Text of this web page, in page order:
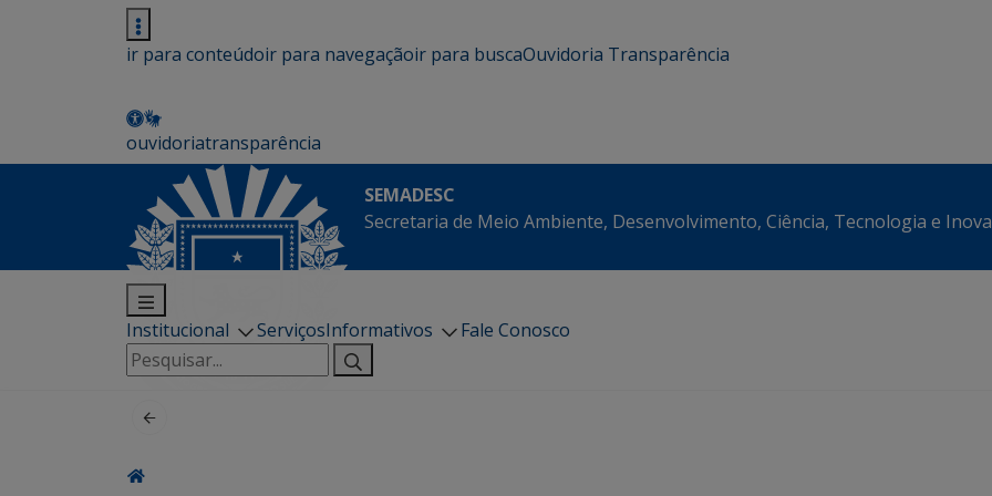
ir para conteúdoir para navegaçãoir para buscaOuvidoria Transparência
ouvidoriatransparência
SEMADESC
Secretaria de Meio Ambiente, Desenvolvimento, Ciência, Tecnologia e
Institucional ServiçosInformativos
Fale Conosco
Pesquisar
por: